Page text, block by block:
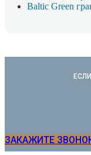
Baltic Green
ЗАКАЖИТЕ